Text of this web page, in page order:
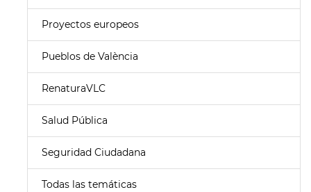
Proyectos europeos
Pueblos de València
RenaturaVLC
Salud Pública
Seguridad Ciudadana
Todas las temáticas